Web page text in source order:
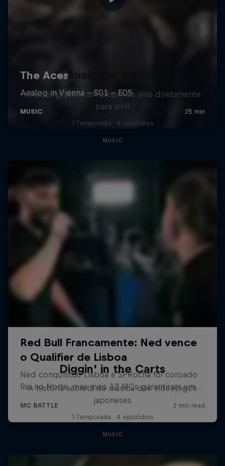
Analog in Vienna
Artistas gravam um álbum ao vivo diretamente
para vinil
1 Temporada · 4 episódios
MUSIC
Diggin' in the Carts
A história secreta da música dos videojogos
japoneses
1 Temporada · 4 episódios
MUSIC